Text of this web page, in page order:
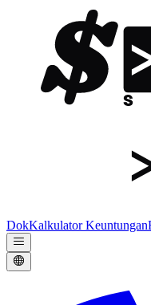
DokKalkulator Keuntungan